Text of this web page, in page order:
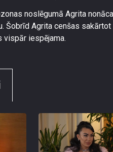
noslēgumā Agrita
Šobrīd Agrita cenšas
vispār iespējama.